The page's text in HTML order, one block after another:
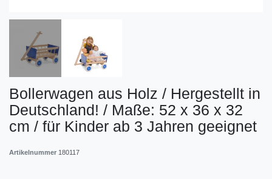
Bollerwagen aus Holz / Hergestellt in
Deutschland! / Maße: 52 x 36 x 32
cm / für Kinder ab 3 Jahren geeignet
Artikelnummer 180117